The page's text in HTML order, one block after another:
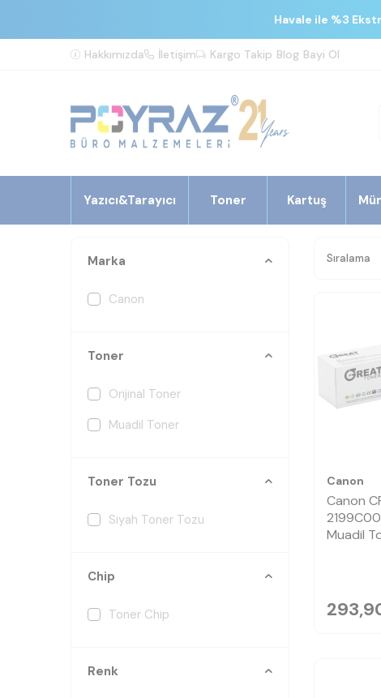
Havale ile %3
Hakkımızda İletişim Kargo Takip Blog Bayi Ol
Yazıcı&Tarayıcı Toner Kartuş
Marka
Canon
Toner
Orijinal Toner
Muadil Toner
Toner Tozu
Siyah Toner Tozu
Chip
Toner Chip
Renk
Canon
Canon
Muadil